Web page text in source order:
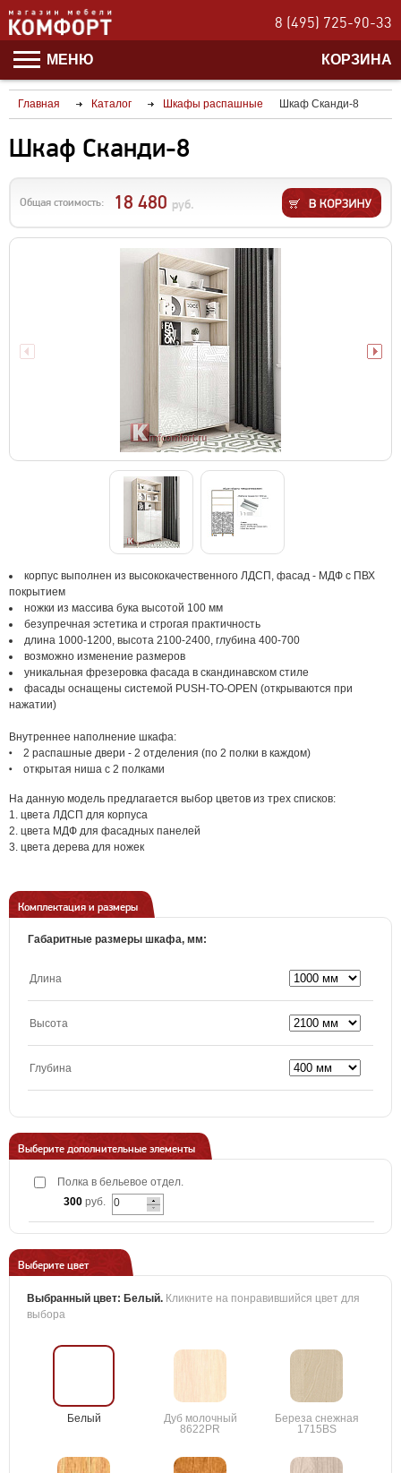
8 (495) 725-90-33
МЕНЮ КОРЗИНА
Главная Каталог Шкафы распашные Шкаф Сканди-8
Шкаф Сканди-8
Общая стоимость: 18 480 руб.
корпус выполнен из высококачественного ЛДСП, фасад - МДФ с ПВХ
покрытием
ножки из массива бука высотой 100 мм
безупречная эстетика и строгая практичность
длина 1000-1200, высота 2100-2400, глубина 400-700
возможно изменение размеров
уникальная фрезеровка фасада в скандинавском стиле
фасады оснащены системой PUSH-TO-OPEN (открываются при
нажатии)
Внутреннее наполнение шкафа:
2 распашные двери - 2 отделения (по 2 полки в каждом)
открытая ниша с 2 полками
На данную модель предлагается выбор цветов из трех списков:
1. цвета ЛДСП для корпуса
2. цвета МДФ для фасадных панелей
3. цвета дерева для ножек
Комплектация и размеры
Габаритные размеры шкафа, мм:
Длина
Высота
Глубина
Выберите дополнительные элементы
Полка в бельевое отдел.
300 руб.
Выберите цвет
Выбранный цвет: Белый. Кликните на понравившийся цвет для
выбора
Белый
Дуб молочный
8622PR
Береза снежная
1715BS